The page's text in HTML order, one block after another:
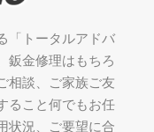
「トータルアドバ
鈑金修理はもちろ
相談、ご家族ご友
ること何でもお任
状況、ご要望に合